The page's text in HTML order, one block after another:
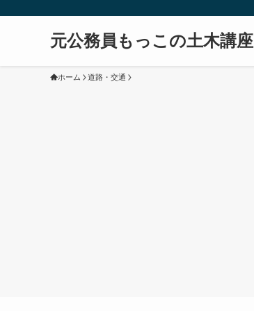
元公務員もっこの土木講座
ホーム 道路・交通